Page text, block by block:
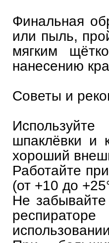
Финальная
или пыль,
мягким
нанесению
Советы и
шпаклёвки и
хороший
Работайте
(от +10 до
Не